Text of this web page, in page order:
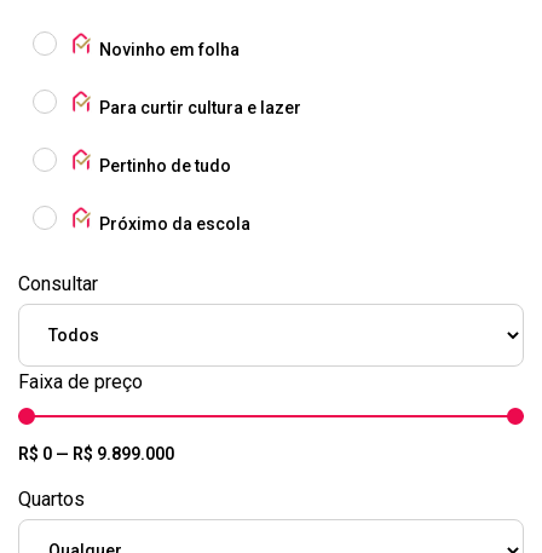
Novinho em folha
Para curtir cultura e lazer
Pertinho de tudo
Próximo da escola
Consultar
Faixa de preço
R$ 0 — R$ 9.899.000
Quartos